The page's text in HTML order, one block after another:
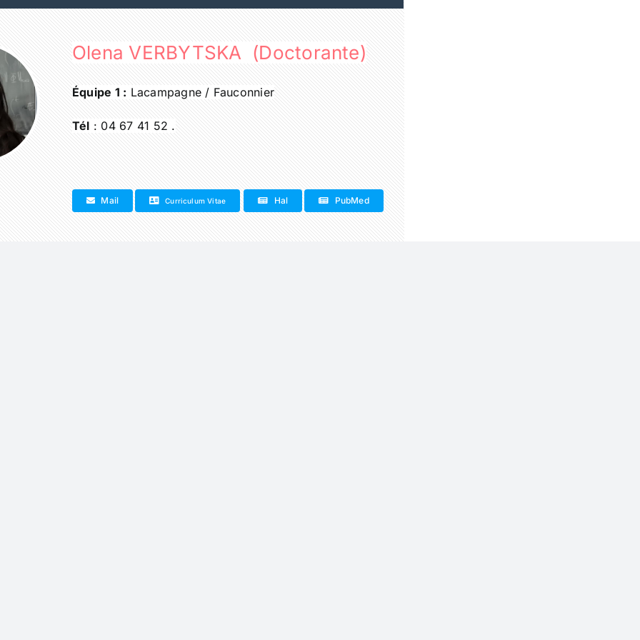
Olena VERBYTSKA (Doctorante)
Équipe 1 : Lacampagne / Fauconnier
Tél : 04 67 41 52 .
Mail Curriculum Vitae Hal PubMed